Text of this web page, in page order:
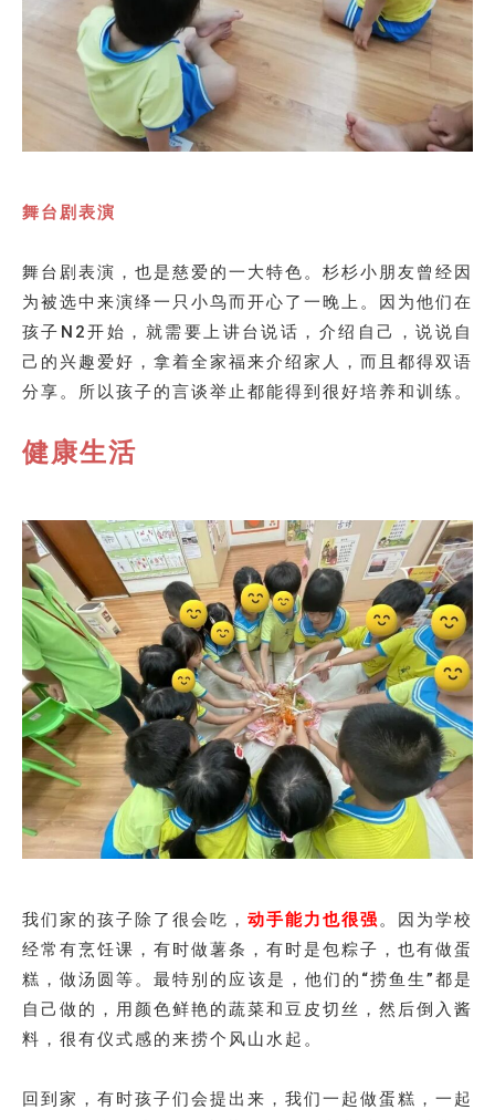
舞台剧表演
舞台剧表演，也是慈爱的一大特色。杉杉小朋友曾经因
为被选中来演绎一只小鸟而开心了一晚上。因为他们在
孩子N2开始，就需要上讲台说话，介绍自己，说说自
己的兴趣爱好，拿着全家福来介绍家人，而且都得双语
分享。所以孩子的言谈举止都能得到很好培养和训练。
健康生活
我们家的孩子除了很会吃， 动手能力也很强。因为学校
经常有烹饪课，有时做薯条，有时是包粽子，也有做蛋
糕，做汤圆等。最特别的应该是，他们的“捞鱼生”都是
自己做的，用颜色鲜艳的蔬菜和豆皮切丝，然后倒入酱
料，很有仪式感的来捞个风山水起。
回到家，有时孩子们会提出来，我们一起做蛋糕，一起